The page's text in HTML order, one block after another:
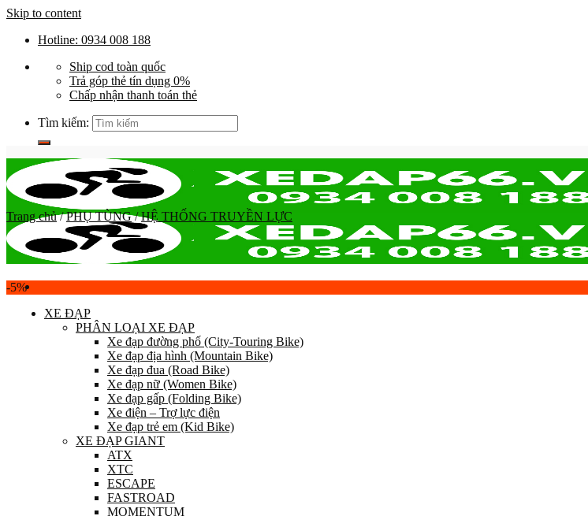
Skip to content
Hotline: 0934 008 188
Ship cod toàn quốc
Trả góp thẻ tín dụng 0%
Chấp nhận thanh toán thẻ
Tìm kiếm:
XE ĐẠP
PHÂN LOẠI XE ĐẠP
Xe đạp đường phố (City-Touring Bike)
Xe đạp địa hình (Mountain Bike)
Xe đạp đua (Road Bike)
Xe đạp nữ (Women Bike)
Xe đạp gấp (Folding Bike)
Xe điện – Trợ lực điện
Xe đạp trẻ em (Kid Bike)
XE ĐẠP GIANT
ATX
XTC
ESCAPE
FASTROAD
MOMENTUM
Trang chủ / PHỤ TÙNG / HỆ THỐNG TRUYỀN LỰC
-5%